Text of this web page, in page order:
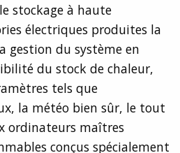
stockage à haute
électriques produites la
gestion du système en
du stock de chaleur,
tels que
la météo bien sûr, le tout
ordinateurs maîtres
conçus spécialement